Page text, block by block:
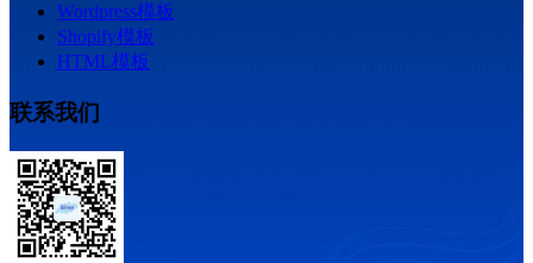
Wordpress模板
Shopify模板
HTML模板
联系我们